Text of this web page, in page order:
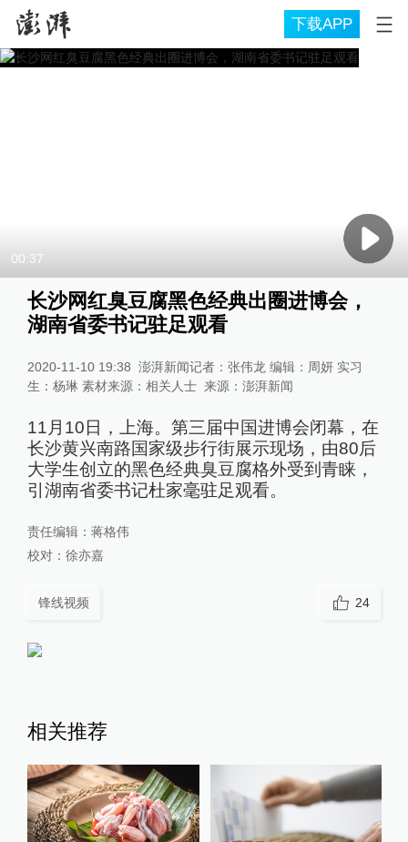
下载APP
00:37
长沙网红臭豆腐黑色经典出圈进博会，
湖南省委书记驻足观看
2020-11-10 19:38 澎湃新闻记者：张伟龙 编辑：周妍 实习
生：杨琳 素材来源：相关人士 来源： 澎湃新闻
11月10日，上海。第三届中国进博会闭幕，在
长沙黄兴南路国家级步行街展示现场，由80后
大学生创立的黑色经典臭豆腐格外受到青睐，
引湖南省委书记杜家毫驻足观看。
责任编辑： 蒋格伟
校对： 徐亦嘉
锋线视频 24
相关推荐